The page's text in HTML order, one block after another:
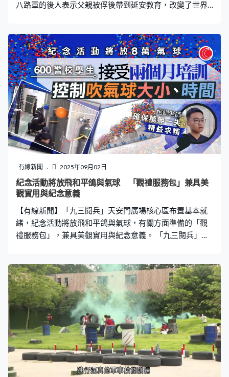
八路軍的後人表示父親被俘後帶到延安教育，改變了世界
待，而是給他充分的自由和平等，而是尊重他的人格，把
他當做朋友。」74歲的小林陽吉，他父親小林清原本是日
本軍人，與八路軍作戰期間被俘虜，在延安接受教育，徹
底改變了世界觀，「他明白了日本發動的戰爭，是不正義
的侵略戰爭。為了永遠消滅這樣的戰爭，為了使日中兩國
人民從日本帝國主義的蹂躪下解放出來，就必須踏著中國
共產黨和八路軍指出的道路前進不可。」 在抗戰期間，中
國得到不少歐美國家支援，記者會邀請了多位為抗戰勝利
貢獻的國際友人，其中包括蘇聯元帥崔可夫的孫兒尼·弗·崔
可夫，他強調要宣揚歷史真相，保衛來之不易的和平。 而
擁有英國和加拿大國籍、在北京長大的柯馬凱，就承傳了
父母當年在中國推動文化、實踐和平的理念，現時擔任中
國工合國際委員會主席，「大量人犧牲的，其實不是那些
廣島、長崎也好，是歐洲戰場上，犧牲的是
有線新聞 2025年09月02日
紀念活動將放飛和平鴿與氣球 「觀禮服務包」兼具美
觀實用與紀念意義
【有線新聞】「九三閱兵」天安門廣場核心區布置基本就
緒，紀念活動將放飛和平鴿與氣球，有關方面準備的「觀
禮服務包」，兼具美觀實用與紀念意義。 「九三閱兵」天
主題。紀念活動將放飛和平鴿與氣球，8萬隻和平鴿全部由
北京市10個區的「鴿友」提供。養鴿人張志剛：「我們養
鴿最大的樂趣，就是希望自己的鴿子能夠上天安門飛出
去，那是一種至高無上的榮譽。」當中有人將是第三度在
國家重大節慶活動放飛自己飼養的鴿子，養鴿人張振山：
「看著幾萬隻鴿子在天安門廣場飛，而且這裡邊也有咱們
自己養的鴿子，所以就非常自豪，而且這個事也特別有意
義。」 除了和平鴿，亦會同步放飛8萬個氣球，由600名北
京警察學院的學生負責。他們接受了兩個月培訓，要掌握